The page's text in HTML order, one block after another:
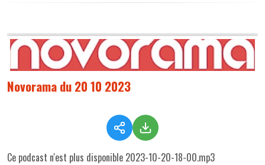
Novorama du 20 10 2023
Ce podcast n'est plus disponible 2023-10-20-18-00.mp3